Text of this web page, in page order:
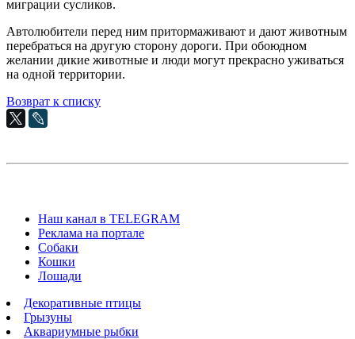
миграции сусликов.
Автолюбители перед ним притормаживают и дают животным
перебраться на другую сторону дороги. При обоюдном
желании дикие животные и люди могут прекрасно уживаться
на одной территории.
Возврат к списку
Наш канал в TELEGRAM
Реклама на портале
Собаки
Кошки
Лошади
Декоративные птицы
Грызуны
Аквариумные рыбки